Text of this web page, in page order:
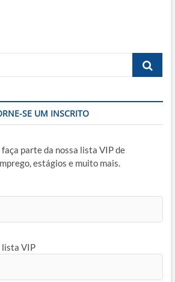
Busca
SE UM INSCRITO
parte da nossa lista VIP de
estágios e muito mais.
lista VIP